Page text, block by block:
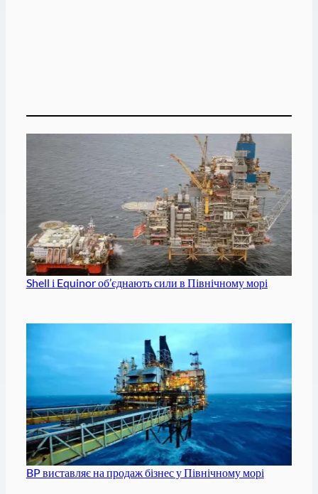
Shell і Equinor об’єднають сили в Північному морі
BP виставляє на продаж бізнес у Північному морі